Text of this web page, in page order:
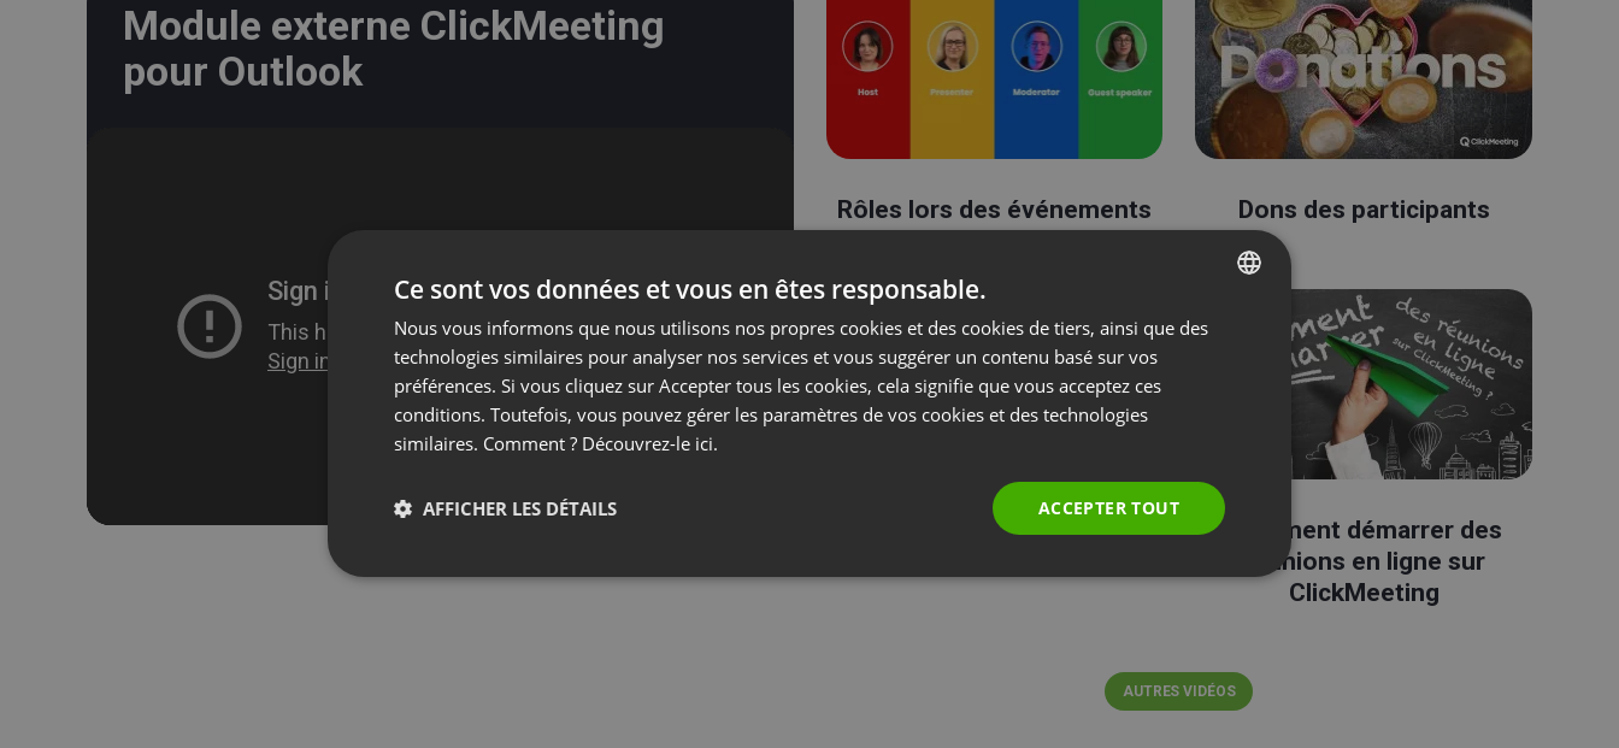
Module externe ClickMeeting
pour Outlook
Rôles lors des événements Dons des participants
Stream sur LinkedIn
Comment démarrer des
réunions en ligne sur
ClickMeeting
AUTRES VIDÉOS
ENGLISH
RUSSIAN
SPANISH
Ce sont vos données et vous en êtes responsable.
Nous vous informons que nous utilisons nos propres cookies et des cookies de tiers, ainsi que des
technologies similaires pour analyser nos services et vous suggérer un contenu basé sur vos
préférences. Si vous cliquez sur Accepter tous les cookies, cela signifie que vous acceptez ces
conditions. Toutefois, vous pouvez gérer les paramètres de vos cookies et des technologies
similaires. Comment ? Découvrez-le ici.
ACCEPTER TOUT
AFFICHER LES DÉTAILS